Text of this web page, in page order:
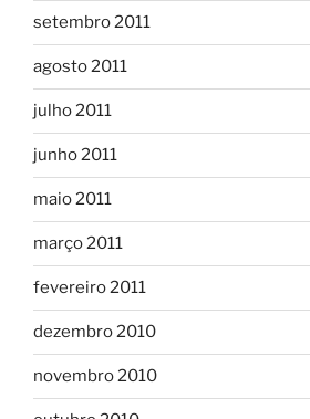
setembro 2011
agosto 2011
julho 2011
junho 2011
maio 2011
março 2011
fevereiro 2011
dezembro 2010
novembro 2010